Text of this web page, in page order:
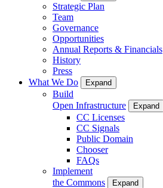
Strategic Plan
Team
Governance
Opportunities
Annual Reports & Financials
History
Press
What We Do
Expand
Build
Open Infrastructure
Expand
CC Licenses
CC Signals
Public Domain
Chooser
FAQs
Implement
the Commons
Expand